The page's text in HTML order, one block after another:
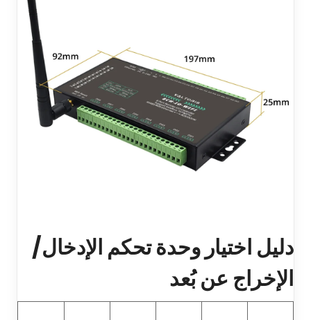
دليل اختيار وحدة تحكم الإدخال/
الإخراج عن بُعد